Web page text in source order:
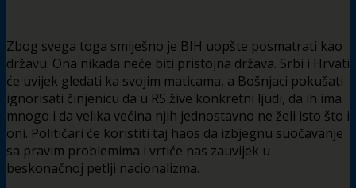
Zbog svega toga smiješno je BIH uopšte posmatrati kao
državu. Ona nikada neće biti pristojna država. Srbi i Hrvati
će uvijek gledati ka svojim maticama, a Bošnjaci pokušati
ignorisati činjenicu da u RS žive konkretni ljudi, da ih ima
mnogo i da velika većina njih jednostavno ne želi isto što i
oni. Političari će koristiti taj haos da izbjegnu suočavanje
sa pravim problemima i vrtiće nas zauvijek u
beskonačnoj petlji nacionalizma.